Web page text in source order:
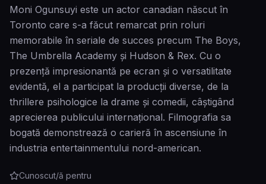
Moni Ogunsuyi este un actor canadian născut în
Toronto care s-a făcut remarcat prin roluri
memorabile în seriale de succes precum The Boys,
The Umbrella Academy și Hudson & Rex. Cu o
prezență impresionantă pe ecran și o versatilitate
evidentă, el a participat la producții diverse, de la
thrillere psihologice la drame și comedii, câștigând
aprecierea publicului internațional. Filmografia sa
bogată demonstrează o carieră în ascensiune în
industria entertainmentului nord-american.
Cunoscut/ă pentru